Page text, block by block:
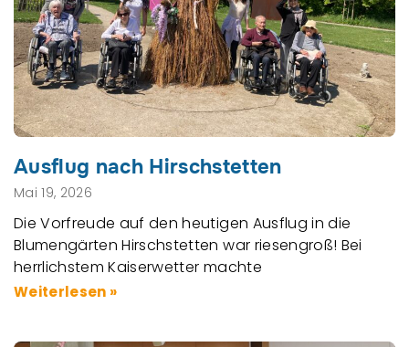
Ausflug nach Hirschstetten
Mai 19, 2026
Die Vorfreude auf den heutigen Ausflug in die
Blumengärten Hirschstetten war riesengroß! Bei
herrlichstem Kaiserwetter machte
Weiterlesen »